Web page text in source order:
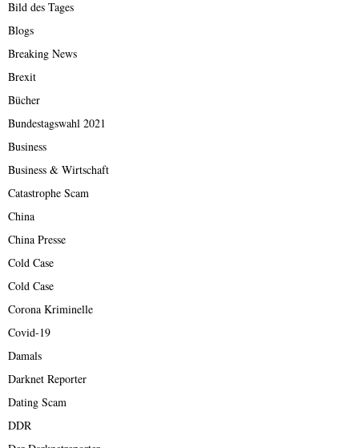
Bild des Tages
Blogs
Breaking News
Brexit
Bücher
Bundestagswahl 2021
Business
Business & Wirtschaft
Catastrophe Scam
China
China Presse
Cold Case
Cold Case
Corona Kriminelle
Covid-19
Damals
Darknet Reporter
Dating Scam
DDR